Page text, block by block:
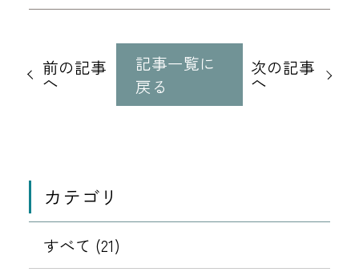
記
事
前の記事
へ
記事一覧に
戻る
次の記事
へ
カテゴリ
すべて (21)